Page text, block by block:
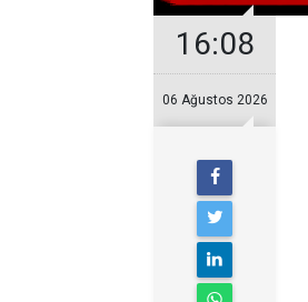
16:08
06 Ağustos 2026